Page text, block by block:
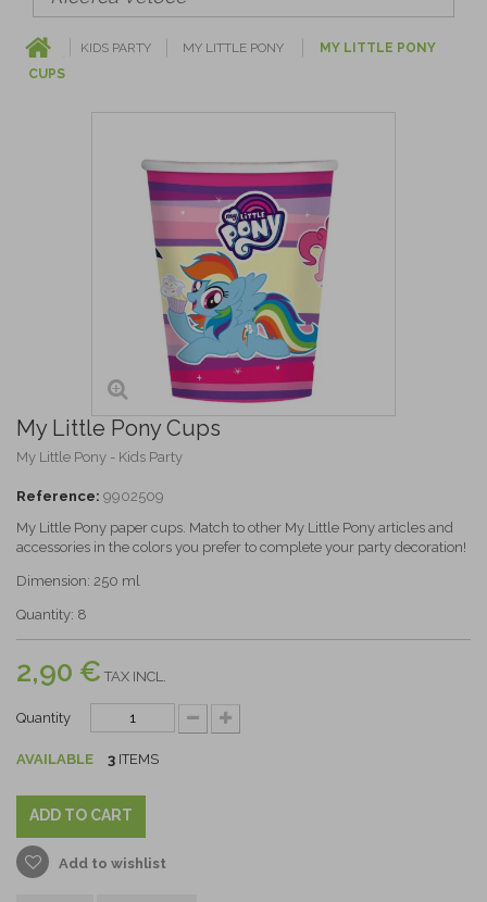
KIDS PARTY MY LITTLE PONY
MY LITTLE PONY
CUPS
My Little Pony Cups
My Little Pony - Kids Party
Reference: 9902509
My Little Pony paper cups. Match to other My Little Pony articles and
accessories in the colors you prefer to complete your party decoration!
Dimension: 250 ml
Quantity: 8
2,90 € TAX INCL.
Quantity
AVAILABLE 3 ITEMS
ADD TO CART
Add to wishlist